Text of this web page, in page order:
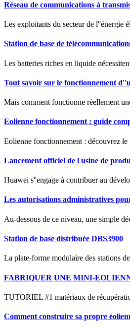
Réseau de communications à
Les exploitants du secteur de l''énergie
Station de base de
Les batteries riches en liquide
Tout savoir sur le fonctionnement
Mais comment fonctionne réellement
Eolienne fonctionnement : guide
Eolienne fonctionnement : découvrez
Lancement officiel de l usine de
Huawei s''engage à contribuer au
Les autorisations administratives
Au-dessous de ce niveau, une simple
Station de base distribuée DBS3900
La plate-forme modulaire des stations
FABRIQUER UNE MINI-
TUTORIEL #1 matériaux de
Comment construire sa propre